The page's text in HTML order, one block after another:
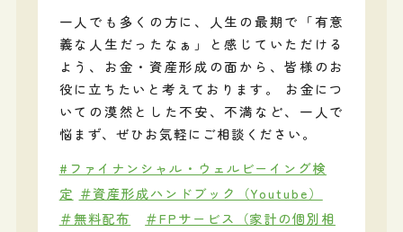
一人でも多くの方に、人生の最期で「有意
義な人生だったなぁ」と感じていただける
よう、お金・資産形成の面から、皆様のお
役に立ちたいと考えております。 お金につ
いての漠然とした不安、不満など、一人で
悩まず、ぜひお気軽にご相談ください。
#ファイナンシャル・ウェルビーイング検
定 ＃資産形成ハンドブック（Youtube）
＃無料配布
＃FPサービス（家計の個別相